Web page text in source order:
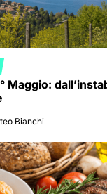
Maggio:
Bianchi